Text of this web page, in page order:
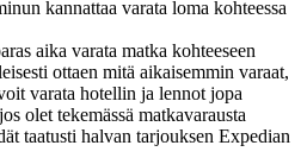
kannattaa varata loma kohteessa
aika varata matka kohteeseen
ottaen mitä aikaisemmin varaat,
varata hotellin ja lennot jopa
olet tekemässä matkavarausta
taatusti halvan tarjouksen Expedian